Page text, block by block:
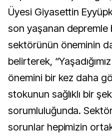
Üyesi Giyasettin
son yaşanan depremle
sektörünün öneminin
belirterek,
önemini bir kez daha
stokunun sağlıklı bir
sorumluluğunda.
sorunlar hepimizin